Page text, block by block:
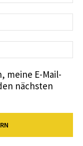
meine E-Mail-
nächsten